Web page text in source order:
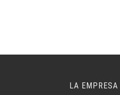
LA EMPRESA